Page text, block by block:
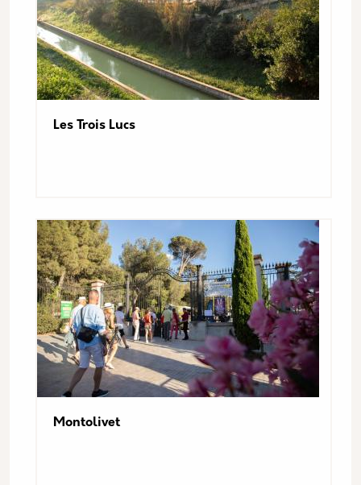
Les Trois Lucs
Montolivet